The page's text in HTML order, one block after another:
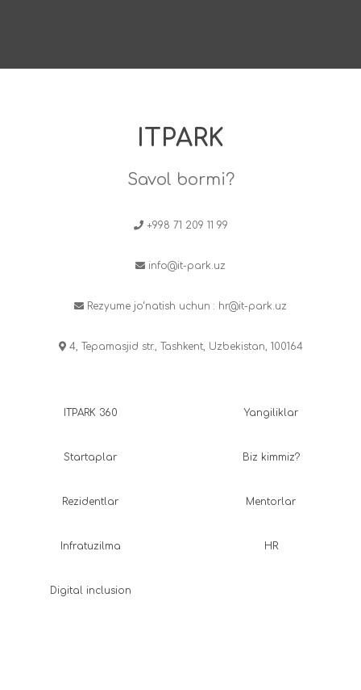
ITPARK
Savol bormi?
+998 71 209 11 99
info@it-park.uz
Rezyume jo‘natish uchun : hr@it-park.uz
4, Tepamasjid str., Tashkent, Uzbekistan, 100164
ITPARK 360
Startaplar
Rezidentlar
Infratuzilma
Digital inclusion
Yangiliklar
Biz kimmiz?
Mentorlar
HR